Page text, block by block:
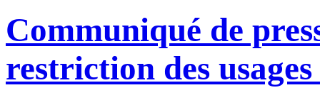
Communiqué de
restriction des usages